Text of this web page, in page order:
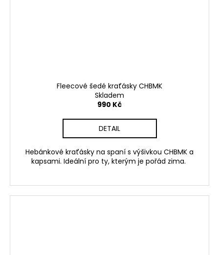
Fleecové šedé kraťásky CHBMK
Skladem
990 Kč
DETAIL
Hebánkové kraťásky na spaní s výšivkou CHBMK a
kapsami. Ideální pro ty, kterým je pořád zima.